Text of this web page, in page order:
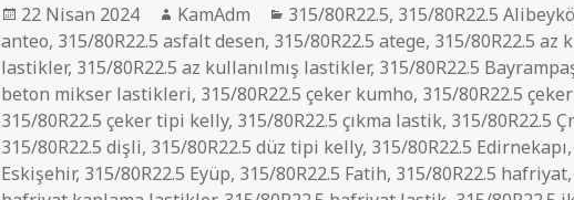
Yayın
tarihi
22 Nisan 2024 Yazar
KamAdm Kategoriler
315/80R22.5, 315/80R22.5
anteo, 315/80R22.5 asfalt desen, 315/80R22.5 atege, 315/80R22.5 az
lastikler, 315/80R22.5 az kullanılmış lastikler, 315/80R22.5
beton mikser lastikleri, 315/80R22.5 çeker kumho, 315/80R22.5
315/80R22.5 çeker tipi kelly, 315/80R22.5 çıkma lastik, 315/80R22.5
315/80R22.5 dişli, 315/80R22.5 düz tipi kelly, 315/80R22.5 Edirnekapı,
Eskişehir, 315/80R22.5 Eyüp, 315/80R22.5 Fatih, 315/80R22.5 hafriyat,